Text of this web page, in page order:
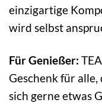
einzigartige
wird selbst
Für Genießer:
Geschenk für alle,
sich gerne etwas